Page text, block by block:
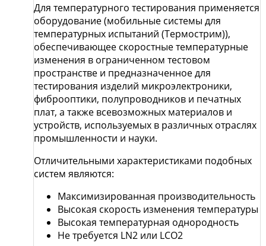
Для температурного тестирования применяется
оборудование (мобильные системы для
температурных испытаний (Термострим)),
обеспечивающее скоростные температурные
изменения в ограниченном тестовом
пространстве и предназначенное для
тестирования изделий микроэлектроники,
фиброоптики, полупроводников и печатных
плат, а также всевозможных материалов и
устройств, используемых в различных отраслях
промышленности и науки.
Отличительными характеристиками подобных
систем являются:
Максимизированная производительность
Высокая скорость изменения температуры
Высокая температурная однородность
Не требуется LN2 или LCO2